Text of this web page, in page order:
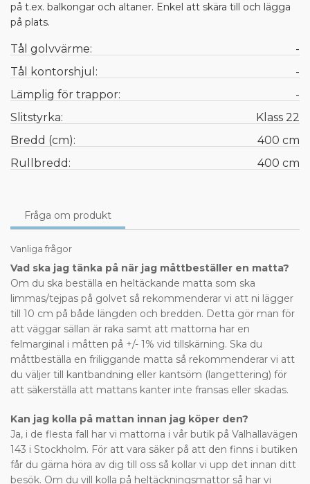
på t.ex. balkongar och altaner. Enkel att skära till och lägga
på plats.
Tål golvvärme:
-
Tål kontorshjul:
-
Lämplig för trappor:
-
Slitstyrka:
Klass 22
Bredd (cm):
400 cm
Rullbredd:
400 cm
Fråga om produkt
Vanliga frågor
Vad ska jag tänka på när jag måttbeställer en matta?
Om du ska beställa en heltäckande matta som ska
limmas/tejpas på golvet så rekommenderar vi att ni lägger
till 10 cm på både längden och bredden. Detta gör man för
att väggar sällan är raka samt att mattorna har en
felmarginal i måtten på +/- 1% vid tillskärning. Ska du
måttbeställa en friliggande matta så rekommenderar vi att
du väljer till kantbandning eller kantsöm (langettering) för
att säkerställa att mattans kanter inte fransas eller skadas.
Kan jag kolla på mattan innan jag köper den?
Ja, i de flesta fall har vi mattorna i vår butik på Valhallavägen
143 i Stockholm. För att vara säker på att den finns i butiken
får du gärna höra av dig till oss så kollar vi upp det innan ditt
besök. Om du vill kolla på heltäckningsmattor så har vi